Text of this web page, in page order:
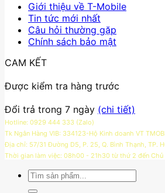
Giới thiệu về T-Mobile
Tin tức mới nhất
Câu hỏi thường gặp
Chính sách bảo mật
CAM KẾT
Được kiểm tra hàng trước
Đổi trả trong 7 ngày (chi tiết)
Hotline: 0929 444 333 (Zalo)
Tk Ngân Hàng VIB: 334123-Hộ Kinh doanh VT
Địa chỉ: 57/31 Đường D5, P. 25, Q. Bình Thạnh, TP.
Thời gian làm việc: 08h00 - 21h30 từ thứ 2 đến Chủ
Tìm